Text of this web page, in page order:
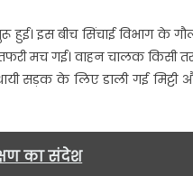
हुई। इस बीच सिंचाई विभाग के
मच गई। वाहन चालक किसी
सड़क के लिए डाली गई मिट्टी
का संदेश